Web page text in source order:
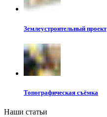
Землеустроительный проект
Топографическая съёмка
Наши статьи